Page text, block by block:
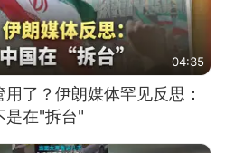
04:35
了？伊朗媒体罕见反思：
是在"拆台"